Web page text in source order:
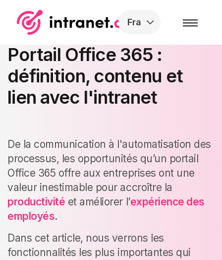
Fra
Portail Office 365 :
définition, contenu et
lien avec l'intranet
De la communication à l'automatisation des
processus, les opportunités qu’un portail
Office 365 offre aux entreprises ont une
valeur inestimable pour accroître la
productivité et améliorer l’expérience des
employés.
Dans cet article, nous verrons les
fonctionnalités les plus importantes qui